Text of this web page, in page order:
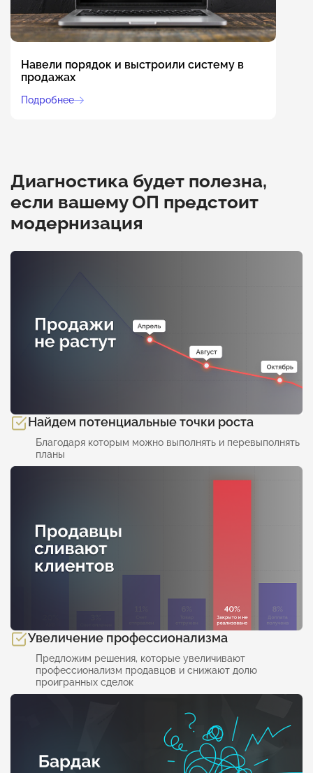
Навели порядок и выстроили систему в
продажах
Подробнее
Диагностика будет полезна,
если вашему ОП предстоит
модернизация
Найдем потенциальные точки роста
Благодаря которым можно выполнять и перевыполнять
планы
Увеличение профессионализма
Предложим решения, которые увеличивают
профессионализм продавцов и снижают долю
проигранных сделок